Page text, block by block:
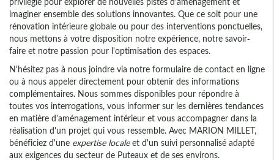
imaginer ensemble des solutions innovantes. Que ce soit pour une
rénovation intérieure globale ou pour des interventions ponctuelles,
nous mettons à votre disposition notre expérience, notre savoir-
faire et notre passion pour l'optimisation des espaces.
N'hésitez pas à nous joindre via notre formulaire de contact en ligne
ou à nous appeler directement pour obtenir des informations
complémentaires. Nous sommes disponibles pour répondre à
toutes vos interrogations, vous informer sur les dernières tendances
en matière d'aménagement intérieur et vous accompagner dans la
réalisation d'un projet qui vous ressemble. Avec MARION MILLET,
bénéficiez d'une expertise localeet d'un suivi personnalisé adapté
aux exigences du secteur de Puteaux et de ses environs.